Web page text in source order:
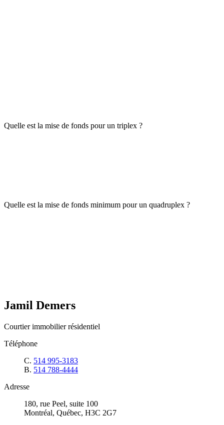
Quelle est la mise de fonds pour un triplex ?
Quelle est la mise de fonds minimum pour un quadruplex ?
Jamil Demers
Courtier immobilier résidentiel
Téléphone
C. 514 995-3183
B. 514 788-4444
Adresse
180, rue Peel, suite 100
Montréal, Québec, H3C 2G7